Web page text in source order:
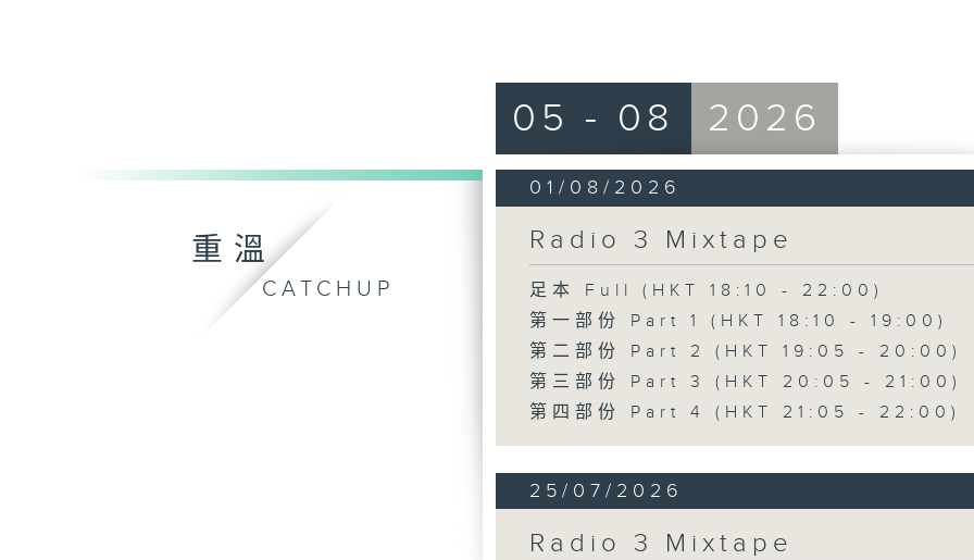
重溫
CATCHUP
05 - 08 2026
01/08/2026
Radio 3 Mixtape
足本 Full (HKT 18:10 - 22:00)
第一部份 Part 1 (HKT 18:10 - 19:00)
第二部份 Part 2 (HKT 19:05 - 20:00)
第三部份 Part 3 (HKT 20:05 - 21:00)
第四部份 Part 4 (HKT 21:05 - 22:00)
25/07/2026
Radio 3 Mixtape